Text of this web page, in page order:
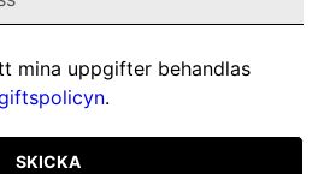
mina uppgifter behandlas
.
SKICKA